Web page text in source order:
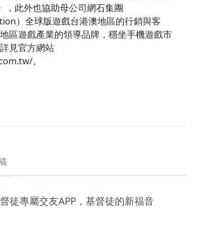
，此外也協助母公司網石集團
）全球版遊戲台港澳地區的行銷與客
區遊戲產業的領導品牌，穩坐手機遊戲市
見官方網站
。
徒專屬交友APP，基督徒的新福音